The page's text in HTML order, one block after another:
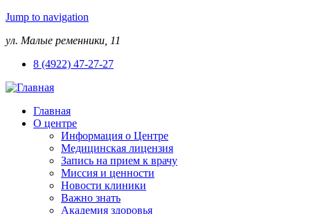
Jump to navigation
ул. Малые ременники, 11
8 (4922) 47-27-27
Главная
О центре
Информация о Центре
Медицинская лицензия
Запись на прием к врачу
Миссия и ценности
Новости клиники
Важно знать
Академия здоровья